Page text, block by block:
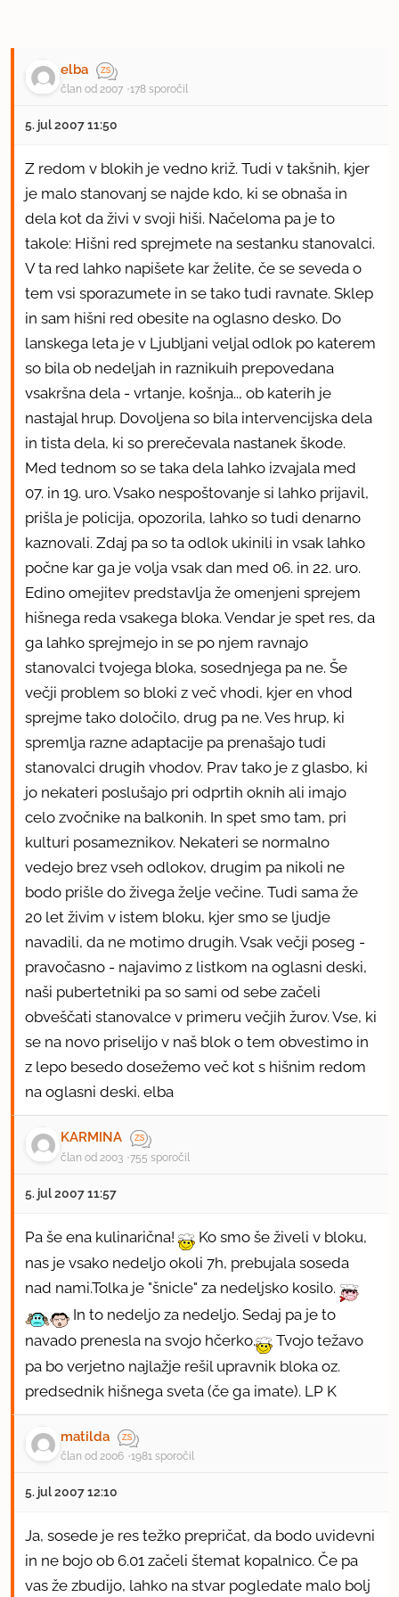
elba
član od 2007 178 sporočil
5. jul 2007 11:50
Z redom v blokih je vedno križ. Tudi v takšnih, kjer
je malo stanovanj se najde kdo, ki se obnaša in
dela kot da živi v svoji hiši. Načeloma pa je to
takole: Hišni red sprejmete na sestanku stanovalci.
V ta red lahko napišete kar želite, če se seveda o
tem vsi sporazumete in se tako tudi ravnate. Sklep
in sam hišni red obesite na oglasno desko. Do
lanskega leta je v Ljubljani veljal odlok po katerem
so bila ob nedeljah in raznikuih prepovedana
vsakršna dela - vrtanje, košnja.., ob katerih je
nastajal hrup. Dovoljena so bila intervencijska dela
in tista dela, ki so prerečevala nastanek škode.
Med tednom so se taka dela lahko izvajala med
07. in 19. uro. Vsako nespoštovanje si lahko prijavil,
prišla je policija, opozorila, lahko so tudi denarno
kaznovali. Zdaj pa so ta odlok ukinili in vsak lahko
počne kar ga je volja vsak dan med 06. in 22. uro.
Edino omejitev predstavlja že omenjeni sprejem
hišnega reda vsakega bloka. Vendar je spet res, da
ga lahko sprejmejo in se po njem ravnajo
stanovalci tvojega bloka, sosednjega pa ne. Še
večji problem so bloki z več vhodi, kjer en vhod
sprejme tako določilo, drug pa ne. Ves hrup, ki
spremlja razne adaptacije pa prenašajo tudi
stanovalci drugih vhodov. Prav tako je z glasbo, ki
jo nekateri poslušajo pri odprtih oknih ali imajo
celo zvočnike na balkonih. In spet smo tam, pri
kulturi posameznikov. Nekateri se normalno
vedejo brez vseh odlokov, drugim pa nikoli ne
bodo prišle do živega želje večine. Tudi sama že
20 let živim v istem bloku, kjer smo se ljudje
navadili, da ne motimo drugih. Vsak večji poseg -
pravočasno - najavimo z listkom na oglasni deski,
naši pubertetniki pa so sami od sebe začeli
obveščati stanovalce v primeru večjih žurov. Vse, ki
se na novo priselijo v naš blok o tem obvestimo in
z lepo besedo dosežemo več kot s hišnim redom
na oglasni deski. elba
KARMINA
član od 2003 755 sporočil
5. jul 2007 11:57
Pa še ena kulinarična!
Ko smo še živeli v bloku,
nas je vsako nedeljo okoli 7h, prebujala soseda
nad nami.Tolka je "šnicle" za nedeljsko kosilo.
In to nedeljo za nedeljo. Sedaj pa je to
navado prenesla na svojo hčerko.
Tvojo težavo
pa bo verjetno najlažje rešil upravnik bloka oz.
predsednik hišnega sveta (če ga imate). LP K
matilda
član od 2006 1981 sporočil
5. jul 2007 12:10
Ja, sosede je res težko prepričat, da bodo uvidevni
in ne bojo ob 6.01 začeli štemat kopalnico. Če pa
vas že zbudijo, lahko na stvar pogledate malo bolj